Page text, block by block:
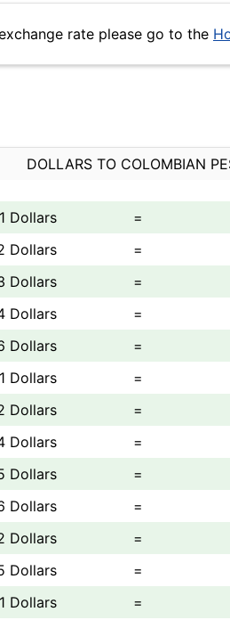
rate please go to the
DOLLARS TO COLOMBIAN
Dollars =
Dollars
=
Dollars
=
Dollars
=
Dollars
=
Dollars
=
Dollars
=
Dollars
=
Dollars
=
Dollars
=
Dollars
=
Dollars
=
Dollars
=